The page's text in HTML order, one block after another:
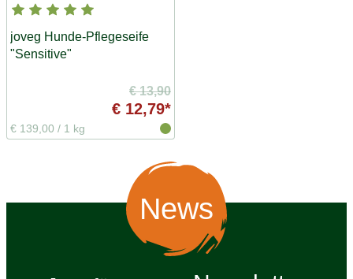
joveg Hunde-Pflegeseife
"Sensitive"
€ 13,90
€ 12,79*
€ 139,00 / 1 kg
News